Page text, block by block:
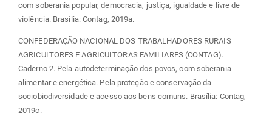
com soberania popular, democracia, justiça, igualdade e livre de
violência. Brasília: Contag, 2019a.
CONFEDERAÇÃO NACIONAL DOS TRABALHADORES RURAIS
AGRICULTORES E AGRICULTORAS FAMILIARES (CONTAG).
Caderno 2. Pela autodeterminação dos povos, com soberania
alimentar e energética. Pela proteção e conservação da
sociobiodiversidade e acesso aos bens comuns. Brasília: Contag,
2019c.